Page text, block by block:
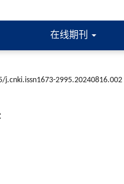
在线期刊
j.cnki.issn1673-2995.20240816.002